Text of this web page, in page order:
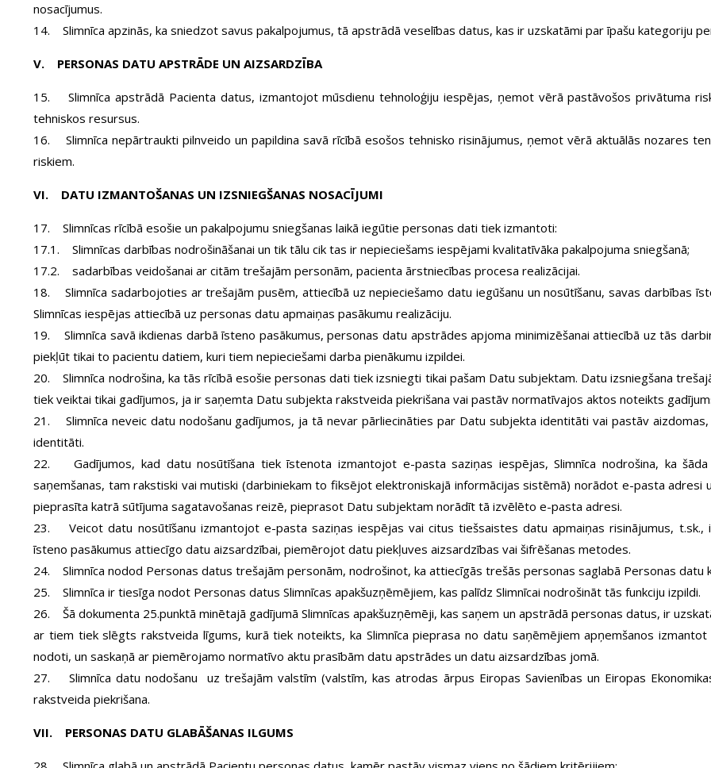
nosacījumus.
14. Slimnīca apzinās, ka sniedzot savus pakalpojumus, tā apstrādā veselības datus, kas ir uzskatāmi par īpašu kategoriju
V. PERSONAS DATU APSTRĀDE UN AIZSARDZĪBA
15. Slimnīca apstrādā Pacienta datus, izmantojot mūsdienu tehnoloģiju iespējas, ņemot vērā pastāvošos privātuma
tehniskos resursus.
16. Slimnīca nepārtraukti pilnveido un papildina savā rīcībā esošos tehnisko risinājumus, ņemot vērā aktuālās nozares
riskiem.
VI. DATU IZMANTOŠANAS UN IZSNIEGŠANAS NOSACĪJUMI
17. Slimnīcas rīcībā esošie un pakalpojumu sniegšanas laikā iegūtie personas dati tiek izmantoti:
17.1. Slimnīcas darbības nodrošināšanai un tik tālu cik tas ir nepieciešams iespējami kvalitatīvāka pakalpojuma sniegšanā;
17.2. sadarbības veidošanai ar citām trešajām personām, pacienta ārstniecības procesa realizācijai.
18. Slimnīca sadarbojoties ar trešajām pusēm, attiecībā uz nepieciešamo datu iegūšanu un nosūtīšanu, savas darbības
Slimnīcas iespējas attiecībā uz personas datu apmaiņas pasākumu realizāciju.
19. Slimnīca savā ikdienas darbā īsteno pasākumus, personas datu apstrādes apjoma minimizēšanai attiecībā uz tās
piekļūt tikai to pacientu datiem, kuri tiem nepieciešami darba pienākumu izpildei.
20. Slimnīca nodrošina, ka tās rīcībā esošie personas dati tiek izsniegti tikai pašam Datu subjektam. Datu izsniegšana
tiek veiktai tikai gadījumos, ja ir saņemta Datu subjekta rakstveida piekrišana vai pastāv normatīvajos aktos noteikts
21. Slimnīca neveic datu nodošanu gadījumos, ja tā nevar pārliecināties par Datu subjekta identitāti vai pastāv
identitāti.
22. Gadījumos, kad datu nosūtīšana tiek īstenota izmantojot e-pasta saziņas iespējas, Slimnīca nodrošina, ka
saņemšanas, tam rakstiski vai mutiski (darbiniekam to fiksējot elektroniskajā informācijas sistēmā) norādot e-pasta
pieprasīta katrā sūtījuma sagatavošanas reizē, pieprasot Datu subjektam norādīt tā izvēlēto e-pasta adresi.
23. Veicot datu nosūtīšanu izmantojot e-pasta saziņas iespējas vai citus tiešsaistes datu apmaiņas risinājumus, t.sk.,
īsteno pasākumus attiecīgo datu aizsardzībai, piemērojot datu piekļuves aizsardzības vai šifrēšanas metodes.
24. Slimnīca nodod Personas datus trešajām personām, nodrošinot, ka attiecīgās trešās personas saglabā Personas datu
25. Slimnīca ir tiesīga nodot Personas datus Slimnīcas apakšuzņēmējiem, kas palīdz Slimnīcai nodrošināt tās funkciju izpildi.
26. Šā dokumenta 25.punktā minētajā gadījumā Slimnīcas apakšuzņēmēji, kas saņem un apstrādā personas datus, ir
ar tiem tiek slēgts rakstveida līgums, kurā tiek noteikts, ka Slimnīca pieprasa no datu saņēmējiem apņemšanos
nodoti, un saskaņā ar piemērojamo normatīvo aktu prasībām datu apstrādes un datu aizsardzības jomā.
27. Slimnīca datu nodošanu uz trešajām valstīm (valstīm, kas atrodas ārpus Eiropas Savienības un Eiropas
rakstveida piekrišana.
VII. PERSONAS DATU GLABĀŠANAS ILGUMS